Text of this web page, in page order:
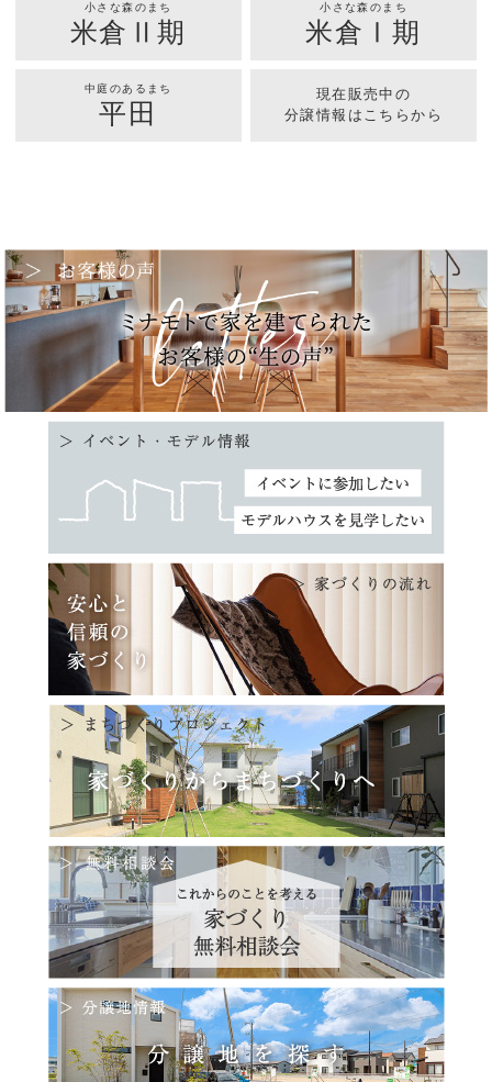
小さな森のまち
米倉Ⅱ期
小さな森のまち
米倉Ⅰ期
中庭のあるまち
平田
現在販売中の
分譲情報はこちらから